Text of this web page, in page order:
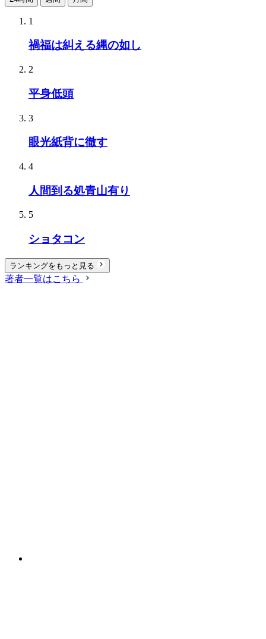
1
禍福は糾える縄の如し
2
平身低頭
3
眼光紙背に徹す
4
人間到る処青山有り
5
ショタコン
ランキングをもっと見る
著者一覧はこちら